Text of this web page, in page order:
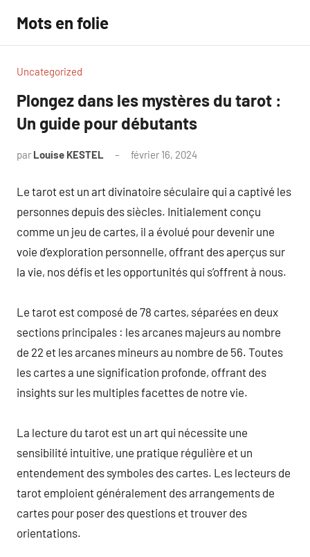
contenu
Mots en folie
Uncategorized
Plongez dans les mystères du tarot :
Un guide pour débutants
par Louise KESTEL février 16, 2024
Le tarot est un art divinatoire séculaire qui a captivé les
personnes depuis des siècles. Initialement conçu
comme un jeu de cartes, il a évolué pour devenir une
voie d’exploration personnelle, offrant des aperçus sur
la vie, nos défis et les opportunités qui s’offrent à nous.
Le tarot est composé de 78 cartes, séparées en deux
sections principales : les arcanes majeurs au nombre
de 22 et les arcanes mineurs au nombre de 56. Toutes
les cartes a une signification profonde, offrant des
insights sur les multiples facettes de notre vie.
La lecture du tarot est un art qui nécessite une
sensibilité intuitive, une pratique régulière et un
entendement des symboles des cartes. Les lecteurs de
tarot emploient généralement des arrangements de
cartes pour poser des questions et trouver des
orientations.